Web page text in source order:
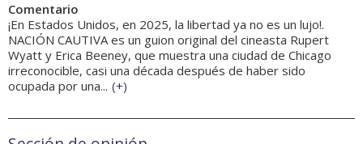
Comentario
¡En Estados Unidos, en 2025, la libertad ya no es un lujo!.
NACIÓN CAUTIVA es un guion original del cineasta Rupert
Wyatt y Erica Beeney, que muestra una ciudad de Chicago
irreconocible, casi una década después de haber sido
ocupada por una... (+)